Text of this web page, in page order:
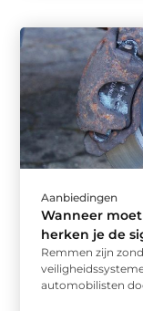
Aanbiedingen
Wanneer
herken je de
Remmen zijn
automobilisten